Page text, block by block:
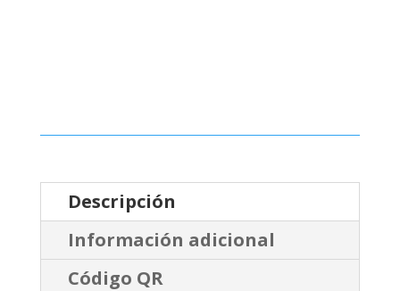
Descripción
Información adicional
Código QR